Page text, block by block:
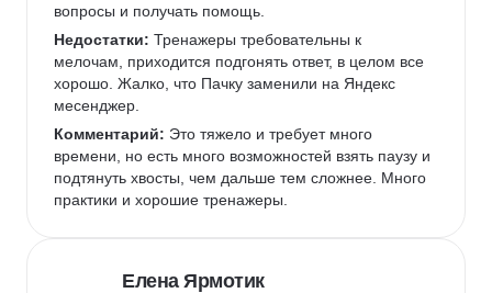
вопросы и получать помощь.
Недостатки: Тренажеры требовательны к
мелочам, приходится подгонять ответ, в целом все
хорошо. Жалко, что Пачку заменили на Яндекс
месенджер.
Комментарий: Это тяжело и требует много
времени, но есть много возможностей взять паузу и
подтянуть хвосты, чем дальше тем сложнее. Много
практики и хорошие тренажеры.
Елена Ярмотик